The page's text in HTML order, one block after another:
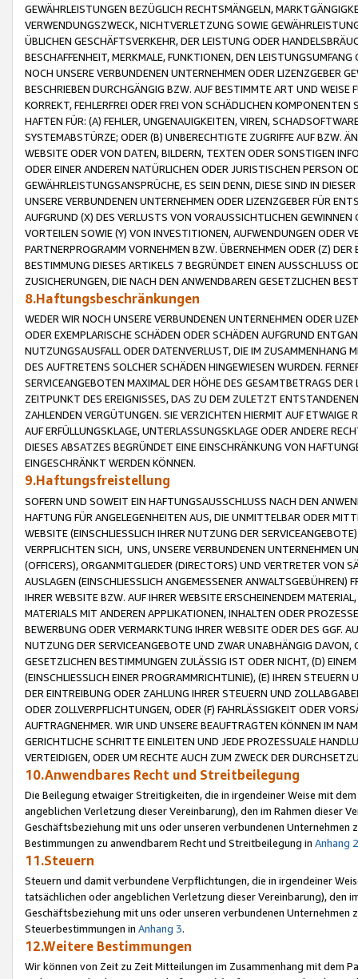
GEWÄHRLEISTUNGEN BEZÜGLICH RECHTSMÄNGELN,
VERWENDUNGSZWECK, NICHTVERLETZUNG SOWIE
ÜBLICHEN GESCHÄFTSVERKEHR, DER LEISTUNG ODER
BESCHAFFENHEIT, MERKMALE, FUNKTIONEN, DEN
NOCH UNSERE VERBUNDENEN UNTERNEHMEN ODER LIZENZGEBER
BESCHRIEBEN DURCHGÄNGIG BZW. AUF BESTIMMTE ART UND
KORREKT, FEHLERFREI ODER FREI VON SCHÄDLICHEN
HAFTEN FÜR: (A) FEHLER, UNGENAUIGKEITEN, VIREN,
SYSTEMABSTÜRZE; ODER (B) UNBERECHTIGTE ZUGRIFFE AUF BZW.
WEBSITE ODER VON DATEN, BILDERN, TEXTEN ODER SONSTIGEN
ODER EINER ANDEREN NATÜRLICHEN ODER JURISTISCHEN PERSON
GEWÄHRLEISTUNGSANSPRÜCHE, ES SEIN DENN, DIESE SIND IN
UNSERE VERBUNDENEN UNTERNEHMEN ODER LIZENZGEBER FÜR
AUFGRUND (X) DES VERLUSTS VON VORAUSSICHTLICHEN
VORTEILEN SOWIE (Y) VON INVESTITIONEN, AUFWENDUNGEN ODER
PARTNERPROGRAMM VORNEHMEN BZW. ÜBERNEHMEN ODER (Z)
BESTIMMUNG DIESES ARTIKELS 7 BEGRÜNDET EINEN AUSSCHLUSS
ZUSICHERUNGEN, DIE NACH DEN ANWENDBAREN GESETZLICHEN
8.Haftungsbeschränkungen
WEDER WIR NOCH UNSERE VERBUNDENEN UNTERNEHMEN ODER
ODER EXEMPLARISCHE SCHÄDEN ODER SCHÄDEN AUFGRUND
NUTZUNGSAUSFALL ODER DATENVERLUST, DIE IM ZUSAMMENHANG
DES AUFTRETENS SOLCHER SCHÄDEN HINGEWIESEN WURDEN.
SERVICEANGEBOTEN MAXIMAL DER HÖHE DES GESAMTBETRAGS
ZEITPUNKT DES EREIGNISSES, DAS ZU DEM ZULETZT
ZAHLENDEN VERGÜTUNGEN. SIE VERZICHTEN HIERMIT AUF
AUF ERFÜLLUNGSKLAGE, UNTERLASSUNGSKLAGE ODER ANDERE
DIESES ABSATZES BEGRÜNDET EINE EINSCHRÄNKUNG VON
EINGESCHRÄNKT WERDEN KÖNNEN.
9.Haftungsfreistellung
SOFERN UND SOWEIT EIN HAFTUNGSAUSSCHLUSS NACH DEN
HAFTUNG FÜR ANGELEGENHEITEN AUS, DIE UNMITTELBAR ODER
WEBSITE (EINSCHLIESSLICH IHRER NUTZUNG DER
VERPFLICHTEN SICH, UNS, UNSERE VERBUNDENEN UNTERNEHMEN
(OFFICERS), ORGANMITGLIEDER (DIRECTORS) UND VERTRETER VON
AUSLAGEN (EINSCHLIESSLICH ANGEMESSENER
IHRER WEBSITE BZW. AUF IHRER WEBSITE ERSCHEINENDEM
MATERIALS MIT ANDEREN APPLIKATIONEN, INHALTEN ODER
BEWERBUNG ODER VERMARKTUNG IHRER WEBSITE ODER DES GGF.
NUTZUNG DER SERVICEANGEBOTE UND ZWAR UNABHÄNGIG
GESETZLICHEN BESTIMMUNGEN ZULÄSSIG IST ODER NICHT, (D)
(EINSCHLIESSLICH EINER PROGRAMMRICHTLINIE), (E) IHREN
DER EINTREIBUNG ODER ZAHLUNG IHRER STEUERN UND
ODER ZOLLVERPFLICHTUNGEN, ODER (F) FAHRLÄSSIGKEIT ODER
AUFTRAGNEHMER. WIR UND UNSERE BEAUFTRAGTEN KÖNNEN IM
GERICHTLICHE SCHRITTE EINLEITEN UND JEDE PROZESSUALE
VERTEIDIGEN, ODER UM RECHTE AUCH ZUM ZWECK DER
10.Anwendbares Recht und Streitbeilegung
Die Beilegung etwaiger Streitigkeiten, die in irgendeiner Weise mit
angeblichen Verletzung dieser Vereinbarung), den im Rahmen dieser
Geschäftsbeziehung mit uns oder unseren verbundenen
Bestimmungen zu anwendbarem Recht und Streitbeilegung in Anhang 2
11.Steuern
Steuern und damit verbundene Verpflichtungen, die in irgendeiner
tatsächlichen oder angeblichen Verletzung dieser Vereinbarung), den
Geschäftsbeziehung mit uns oder unseren verbundenen
Steuerbestimmungen in Anhang 3.
12.Weitere Bestimmungen
Wir können von Zeit zu Zeit Mitteilungen im Zusammenhang mit dem